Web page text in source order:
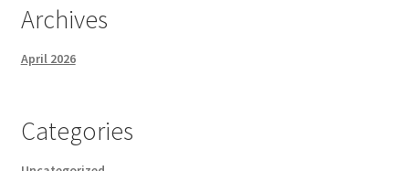
Archives
April 2026
Categories